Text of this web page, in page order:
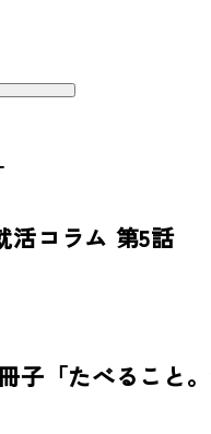
Contact
活コラム 第5話
子「たべること。